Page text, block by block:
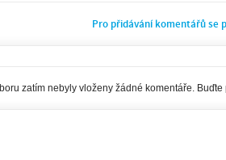
Pro přidávání komentářů se
zatím nebyly vloženy žádné komentáře. Buďte